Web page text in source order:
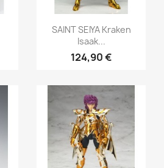
Aperçu rapide
SAINT SEIYA Kraken
Isaak...
124,90 €